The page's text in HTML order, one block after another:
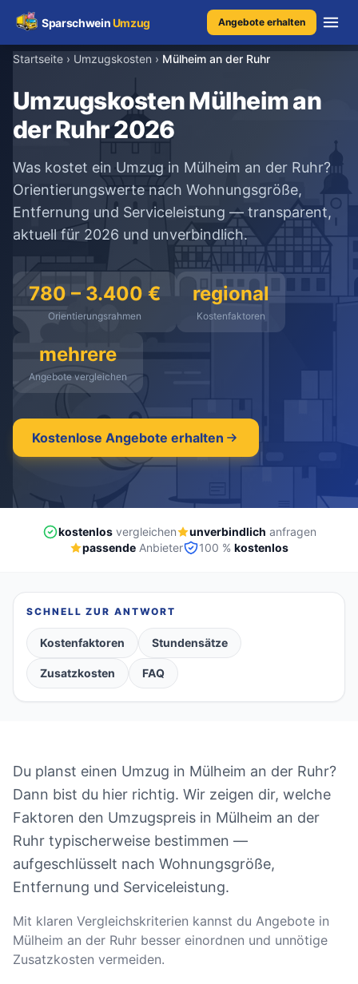
SparschweinUmzug Angebote erhalten
Umzugspreisvergleich
Umzugskosten
Kostenrechner
Ratgeber
Erfahrungen
Kostenlose Beratung
Startseite › Umzugskosten › Mülheim an der Ruhr
Umzugskosten Mülheim an
der Ruhr 2026
Was kostet ein Umzug in Mülheim an der Ruhr?
Orientierungswerte nach Wohnungsgröße,
Entfernung und Serviceleistung — transparent,
aktuell für 2026 und unverbindlich.
780 – 3.400 €
Orientierungsrahmen
regional
Kostenfaktoren
mehrere
Angebote vergleichen
Kostenlose Angebote erhalten
kostenlosvergleichen unverbindlich anfragen
passende Anbieter 100 % kostenlos
SCHNELL ZUR ANTWORT
Kostenfaktoren Stundensätze
Zusatzkosten FAQ
Du planst einen Umzug in Mülheim an der Ruhr?
Dann bist du hier richtig. Wir zeigen dir, welche
Faktoren den Umzugspreis in Mülheim an der
Ruhr typischerweise bestimmen —
aufgeschlüsselt nach Wohnungsgröße,
Entfernung und Serviceleistung.
Mit klaren Vergleichskriterien kannst du Angebote in
Mülheim an der Ruhr besser einordnen und unnötige
Zusatzkosten vermeiden.